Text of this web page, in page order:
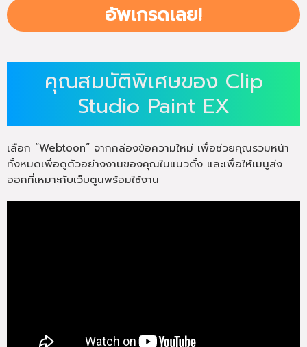
อัพเกรดเลย!
คุณสมบัติพิเศษของ Clip
Studio Paint EX
เลือก “Webtoon” จากกล่องข้อความใหม่ เพื่อช่วยคุณรวมหน้า
ทั้งหมดเพื่อดูตัวอย่างงานของคุณในแนวตั้ง และเพื่อให้เมนูส่ง
ออกที่เหมาะกับเว็บตูนพร้อมใช้งาน